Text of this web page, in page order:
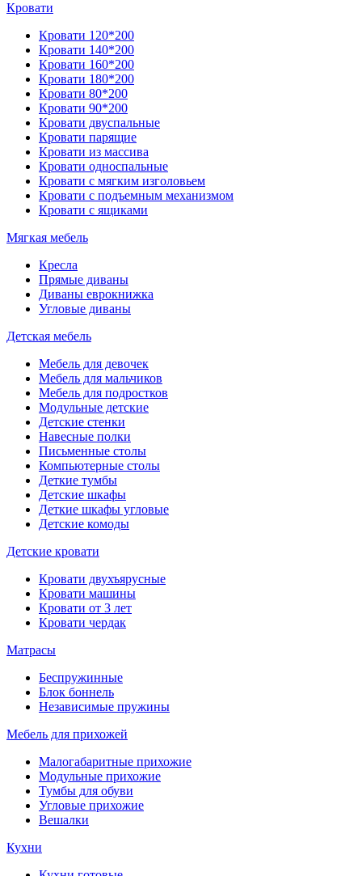
Кровати
Кровати 120*200
Кровати 140*200
Кровати 160*200
Кровати 180*200
Кровати 80*200
Кровати 90*200
Кровати двуспальные
Кровати парящие
Кровати из массива
Кровати односпальные
Кровати с мягким изголовьем
Кровати с подъемным механизмом
Кровати с ящиками
Мягкая мебель
Кресла
Прямые диваны
Диваны еврокнижка
Угловые диваны
Детская мебель
Мебель для девочек
Мебель для мальчиков
Мебель для подростков
Модульные детские
Детские стенки
Навесные полки
Письменные столы
Компьютерные столы
Деткие тумбы
Детские шкафы
Деткие шкафы угловые
Детские комоды
Детские кровати
Кровати двухъярусные
Кровати машины
Кровати от 3 лет
Кровати чердак
Матрасы
Беспружинные
Блок боннель
Независимые пружины
Мебель для прихожей
Малогабаритные прихожие
Модульные прихожие
Тумбы для обуви
Угловые прихожие
Вешалки
Кухни